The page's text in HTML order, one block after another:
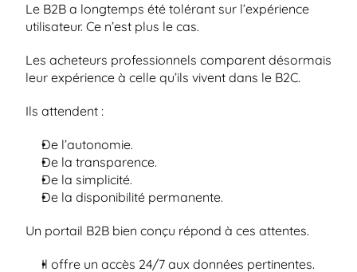
Le B2B a longtemps été tolérant sur l’expérience
utilisateur. Ce n’est plus le cas.
Les acheteurs professionnels comparent désormais
leur expérience à celle qu’ils vivent dans le B2C.
Ils attendent :
De l’autonomie.
De la transparence.
De la simplicité.
De la disponibilité permanente.
Un portail B2B bien conçu répond à ces attentes.
Il offre un accès 24/7 aux données pertinentes.